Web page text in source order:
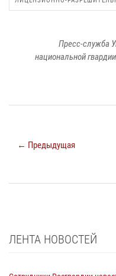
Пресс-служба
национальной
← Предыдущая
ЛЕНТА НОВОСТЕЙ